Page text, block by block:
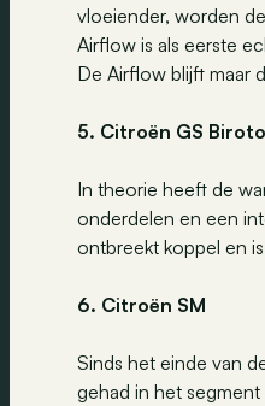
vloeiender, worden
Airflow is als eerste
De Airflow blijft maar
5. Citroën GS
In theorie heeft de
onderdelen en een
ontbreekt koppel en
6. Citroën SM
Sinds het einde van
gehad in het